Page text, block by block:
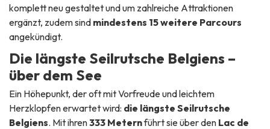
komplett neu gestaltet und um zahlreiche Attraktionen
ergänzt, zudem sind mindestens 15 weitere Parcours
angekündigt.
Die längste Seilrutsche Belgiens –
über dem See
Ein Höhepunkt, der oft mit Vorfreude und leichtem
Herzklopfen erwartet wird: die längste Seilrutsche
Belgiens. Mit ihren333 Meternführt sie über den Lac de